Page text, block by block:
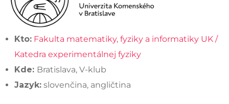
Kto: Fakulta matematiky, fyziky a informatiky UK /
Katedra experimentálnej fyziky
Kde: Bratislava, V-klub
Jazyk: slovenčina, angličtina